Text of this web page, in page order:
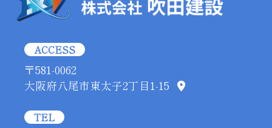
ACCESS
〒581-0062
大阪府八尾市東太子2丁目1-15
TEL